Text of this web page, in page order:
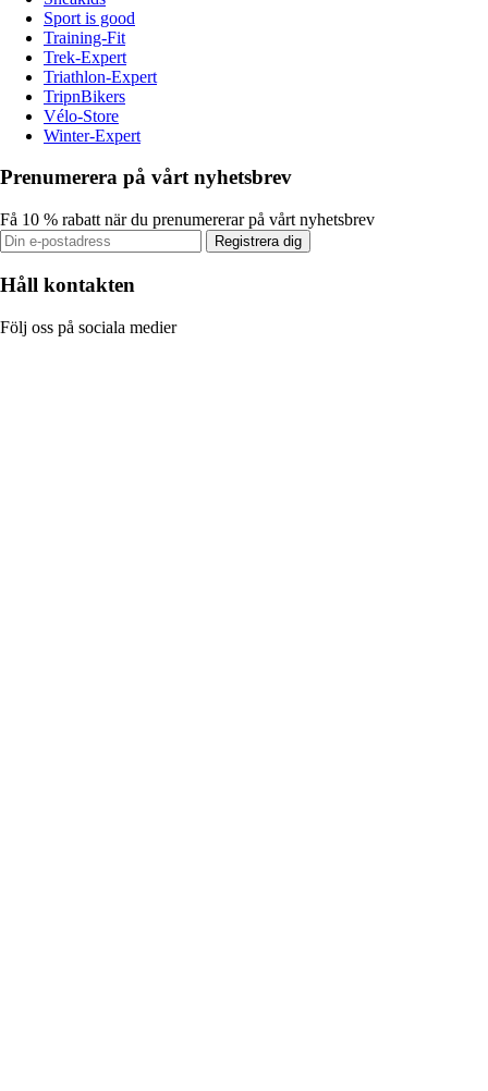
Sport is good
Training-Fit
Trek-Expert
Triathlon-Expert
TripnBikers
Vélo-Store
Winter-Expert
Prenumerera på vårt nyhetsbrev
Få 10 % rabatt när du prenumererar på vårt nyhetsbrev
Registrera dig
Håll kontakten
Följ oss på sociala medier